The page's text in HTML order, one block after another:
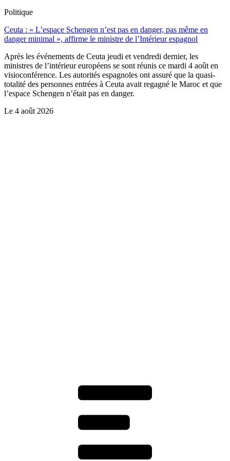
Politique
Ceuta : « L’espace Schengen n’est pas en danger, pas même en
danger minimal », affirme le ministre de l’Intérieur espagnol
Après les événements de Ceuta jeudi et vendredi dernier, les
ministres de l’intérieur européens se sont réunis ce mardi 4 août en
visioconférence. Les autorités espagnoles ont assuré que la quasi-
totalité des personnes entrées à Ceuta avait regagné le Maroc et que
l’espace Schengen n’était pas en danger.
Le 4 août 2026